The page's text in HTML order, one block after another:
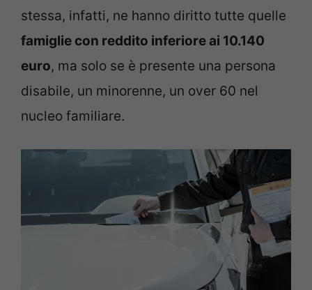
stessa, infatti, ne hanno diritto tutte quelle
famiglie con reddito inferiore ai 10.140
euro, ma solo se è presente una persona
disabile, un minorenne, un over 60 nel
nucleo familiare.